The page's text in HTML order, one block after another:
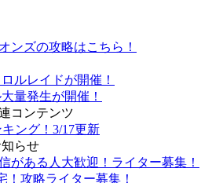
ンズの攻略はこちら！
ルレイドが開催！
量発生が開催！
コンテンツ
ング！3/17更新
知らせ
がある人大歓迎！ライター募集！
！攻略ライター募集！